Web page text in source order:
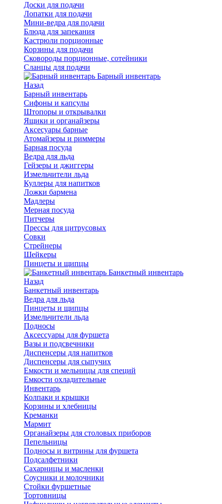
Доски для подачи
Лопатки для подачи
Мини-ведра для подачи
Блюда для запекания
Кастрюли порционные
Корзины для подачи
Сковороды порционные, сотейники
Сланцы для подачи
Барный инвентарь
Назад
Барный инвентарь
Сифоны и капсулы
Штопоры и открывалки
Ящики и органайзеры
Аксесуары барные
Атомайзеры и риммеры
Барная посуда
Ведра для льда
Гейзеры и джиггеры
Измельчители льда
Куллеры для напитков
Ложки бармена
Мадлеры
Мерная посуда
Питчеры
Прессы для цитрусовых
Совки
Стрейнеры
Шейкеры
Пинцеты и щипцы
Банкетный инвентарь
Назад
Банкетный инвентарь
Ведра для льда
Пинцеты и щипцы
Измельчители льда
Подносы
Аксессуары для фуршета
Вазы и подсвечники
Диспенсеры для напитков
Диспенсеры для сыпучих
Емкости и мельницы для специй
Емкости охладительные
Инвентарь
Колпаки и крышки
Корзины и хлебницы
Креманки
Мармит
Органайзеры для столовых приборов
Пепельницы
Подносы и витрины для фуршета
Подсалфетники
Сахарницы и масленки
Соусники и молочники
Стойки фуршетные
Тортовницы